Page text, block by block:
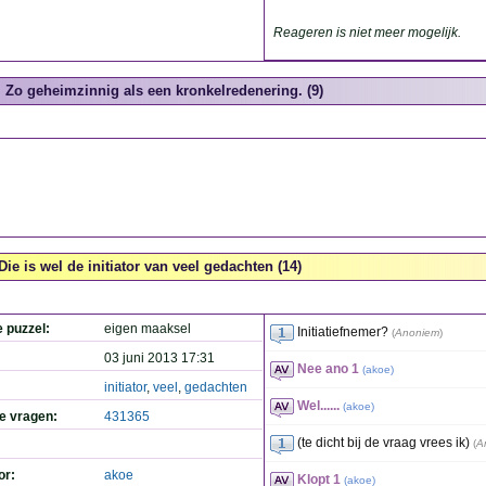
Reageren is niet meer mogelijk.
Zo geheimzinnig als een kronkelredenering. (9)
is wel de initiator van veel gedachten (14)
puzzel:
eigen maaksel
03 juni 2013 17:31
initiator, veel , gedachten
vragen:
431365
akoe
Initiatiefnemer? (Anoniem)
Nee ano 1 (akoe)
Wel...... (akoe)
(te dicht bij de vraag vrees ik) (
Klopt 1 (akoe)